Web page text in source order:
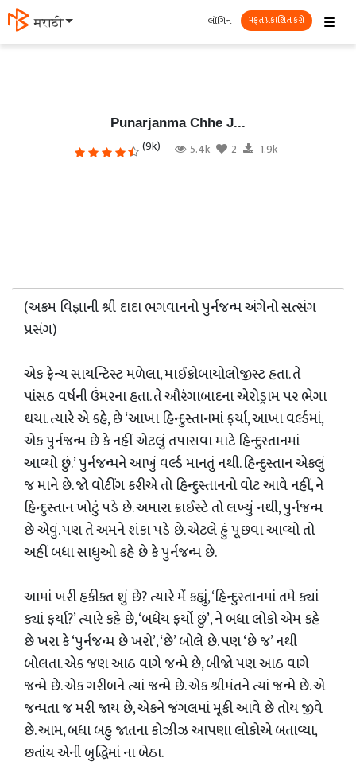
मराठी ☰
લૉગિન મફત પ્રકાશિત કરો
Punarjanma Chhe J...
(9k) 5.4k 2 1.9k
(અક્રમ વિજ્ઞાની શ્રી દાદા ભગવાનનો પુર્નજન્મ અંગેનો સત્સંગ
પ્રસંગ)
એક ફ્રેન્ચ સાયન્ટિસ્ટ મળેલા, માઈક્રોબાયોલોજીસ્ટ હતા. તે
પાંસઠ વર્ષની ઉંમરના હતા. તે ઔરંગાબાદના એરોડ્રામ પર ભેગા
થયા. ત્યારે એ કહે, છે ‘આખા હિન્દુસ્તાનમાં ફર્યા, આખા વર્લ્ડમાં,
એક પુર્નજન્મ છે કે નહીં એટલું તપાસવા માટે હિન્દુસ્તાનમાં
આવ્યો છું.’ પુર્નજન્મને આખું વર્લ્ડ માનતું નથી. હિન્દુસ્તાન એકલું
જ માને છે. જો વોટીંગ કરીએ તો હિન્દુસ્તાનનો વોટ આવે નહીં, ને
હિન્દુસ્તાન ખોટું પડે છે. અમારા ક્રાઈસ્ટે તો લખ્યું નથી, પુર્નજન્મ
છે એવું. પણ તે અમને શંકા પડે છે. એટલે હું પૂછવા આવ્યો તો
અહીં બધા સાધુઓ કહે છે કે પુર્નજન્મ છે.
આમાં ખરી હકીકત શું છે? ત્યારે મેં કહ્યું, ‘હિન્દુસ્તાનમાં તમે ક્યાં
ક્યાં ફર્યા?’ ત્યારે કહે છે, ‘બધેય ફર્યો છું’, ને બધા લોકો એમ કહે
છે ખરા કે ‘પુર્નજન્મ છે ખરો’, ‘છે’ બોલે છે. પણ ‘છે જ’ નથી
બોલતા. એક જણ આઠ વાગે જન્મે છે, બીજો પણ આઠ વાગે
જન્મે છે. એક ગરીબને ત્યાં જન્મે છે. એક શ્રીમંતને ત્યાં જન્મે છે. એ
જન્મતા જ મરી જાય છે, એકને જંગલમાં મૂકી આવે છે તોય જીવે
છે. આમ, બધા બહુ જાતના કોઝીઝ આપણા લોકોએ બતાવ્યા,
છતાંય એની બુદ્ધિમાં ના બેઠા.